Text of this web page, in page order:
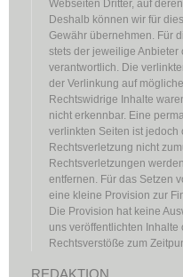
Webseiten Dritter, auf
Deshalb können wir für
Gewähr übernehmen. Für
stets der jeweilige Anbieter
verantwortlich. Die
der Verlinkung auf
Rechtswidrige Inhalte
nicht erkennbar. Eine
verlinkten Seiten ist jedoch
Rechtsverletzung nicht
Rechtsverletzungen
entfernen. Für das Setzen
eine kleine Provision zur
Die Provision hat keine
uns veröffentlichten
Rechtsverstöße zum
REDAKTION